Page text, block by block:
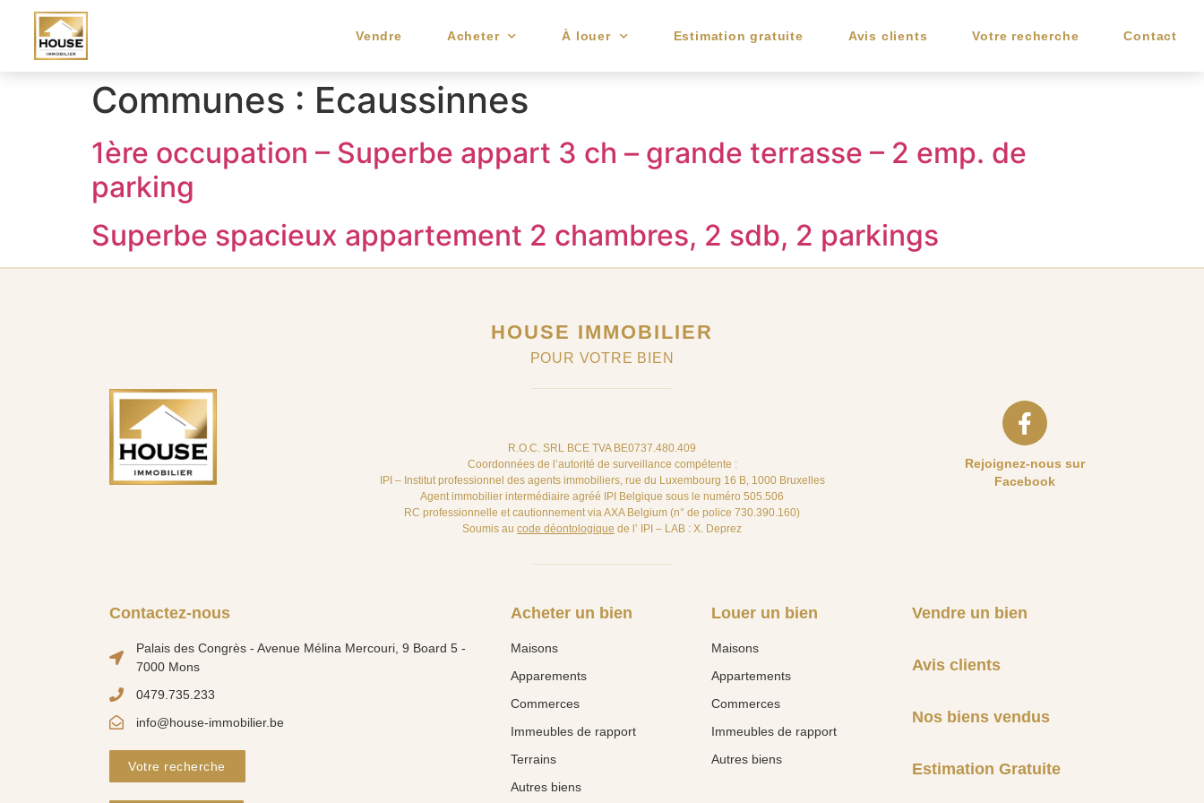
Vendre Acheter À louer Estimation gratuite Avis clients Votre recherche Contact
Communes : Ecaussinnes
1ère occupation – Superbe appart 3 ch – grande terrasse – 2 emp. de
parking
Superbe spacieux appartement 2 chambres, 2 sdb, 2 parkings
HOUSE IMMOBILIER
POUR VOTRE BIEN
R.O.C. SRL BCE TVA BE0737.480.409
Coordonnées de l’autorité de surveillance compétente :
IPI – Institut professionnel des agents immobiliers, rue du Luxembourg 16 B, 1000 Bruxelles
Agent immobilier intermédiaire agréé IPI Belgique sous le numéro 505.506
RC professionnelle et cautionnement via AXA Belgium (n° de police 730.390.160)
Soumis au code déontologique de l’ IPI – LAB : X. Deprez
Rejoignez-nous sur
Facebook
Contactez-nous
Palais des Congrès - Avenue Mélina Mercouri, 9 Board 5 -
7000 Mons
0479.735.233
info@house-immobilier.be
Votre recherche
Acheter un bien
Maisons
Apparements
Commerces
Immeubles de rapport
Terrains
Autres biens
Louer un bien
Maisons
Appartements
Commerces
Immeubles de rapport
Autres biens
Vendre un bien
Avis clients
Nos biens vendus
Estimation Gratuite